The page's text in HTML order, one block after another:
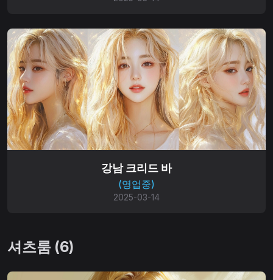
강남 크리드 바
(영업중)
2025-03-14
셔츠룸 (6)